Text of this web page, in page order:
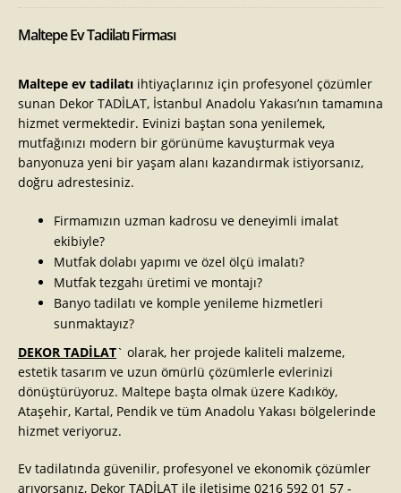
Maltepe Ev Tadilatı Firması
Maltepe ev tadilatı ihtiyaçlarınız için profesyonel çözümler
sunan Dekor TADİLAT, İstanbul Anadolu Yakası’nın tamamına
hizmet vermektedir. Evinizi baştan sona yenilemek,
mutfağınızı modern bir görünüme kavuşturmak veya
banyonuza yeni bir yaşam alanı kazandırmak istiyorsanız,
doğru adrestesiniz.
Firmamızın uzman kadrosu ve deneyimli imalat
ekibiyle?
Mutfak dolabı yapımı ve özel ölçü imalatı?
Mutfak tezgahı üretimi ve montajı?
Banyo tadilatı ve komple yenileme hizmetleri
sunmaktayız?
DEKOR TADİLAT` olarak, her projede kaliteli malzeme,
estetik tasarım ve uzun ömürlü çözümlerle evlerinizi
dönüştürüyoruz. Maltepe başta olmak üzere Kadıköy,
Ataşehir, Kartal, Pendik ve tüm Anadolu Yakası bölgelerinde
hizmet veriyoruz.
Ev tadilatında güvenilir, profesyonel ve ekonomik çözümler
arıyorsanız, Dekor TADİLAT ile iletişime 0216 592 01 57 -